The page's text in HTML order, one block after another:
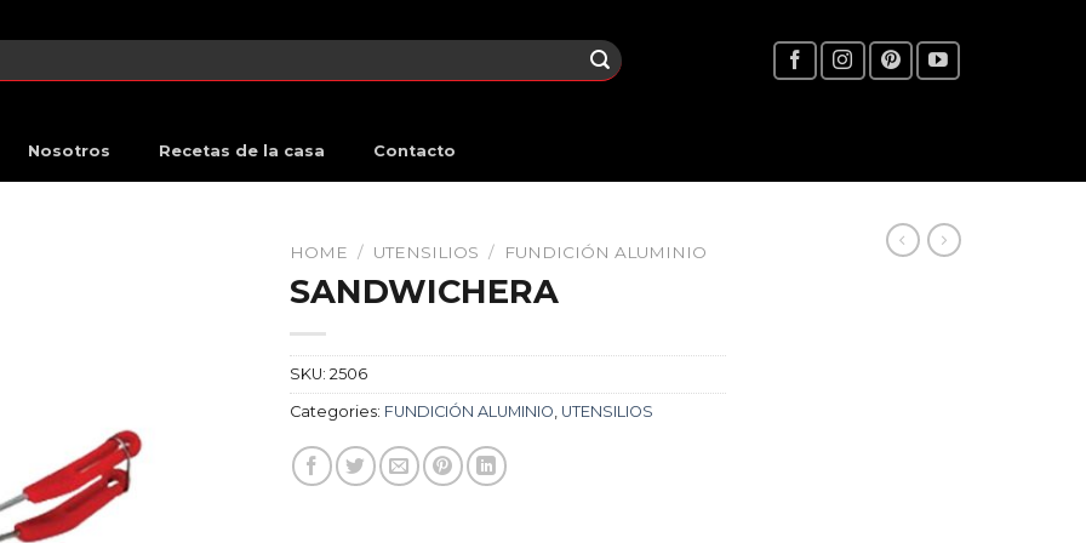
Nosotros Recetas de la casa Contacto
HOME / UTENSILIOS / FUNDICIÓN ALUMINIO
SANDWICHERA
SKU: 2506
Categories: FUNDICIÓN ALUMINIO UTENSILIOS